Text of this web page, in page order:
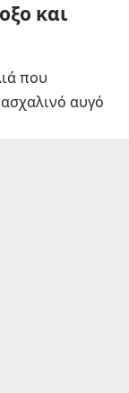
και
που
αυγό